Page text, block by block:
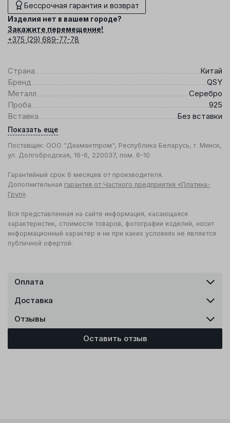
Бессрочная гарантия и возврат
Изделия нет в вашем городе?
Закажите перемещение!
+375 (29) 689-77-78
Страна
Китай
Бренд
QSY
Металл
Серебро
Проба
925
Вставка
Без вставки
Показать еще
Поставщик: ООО "Диамантпром", Республика Беларусь, г. Минск,
ул. Долгобродская, 16-6, 220037, пом. 6-10
Гарантийный срок 6 месяцев от производителя.
Дополнительная гарантия от Частного предприятия «Платина-
Груп».
Вся представленная на сайте информация, касающаяся
характеристик, стоимости товаров, фотографии изделий, носит
информационный характер и ни при каких условиях не является
публичной офертой.
Оплата
Доставка
Отзывы
Оставить отзыв